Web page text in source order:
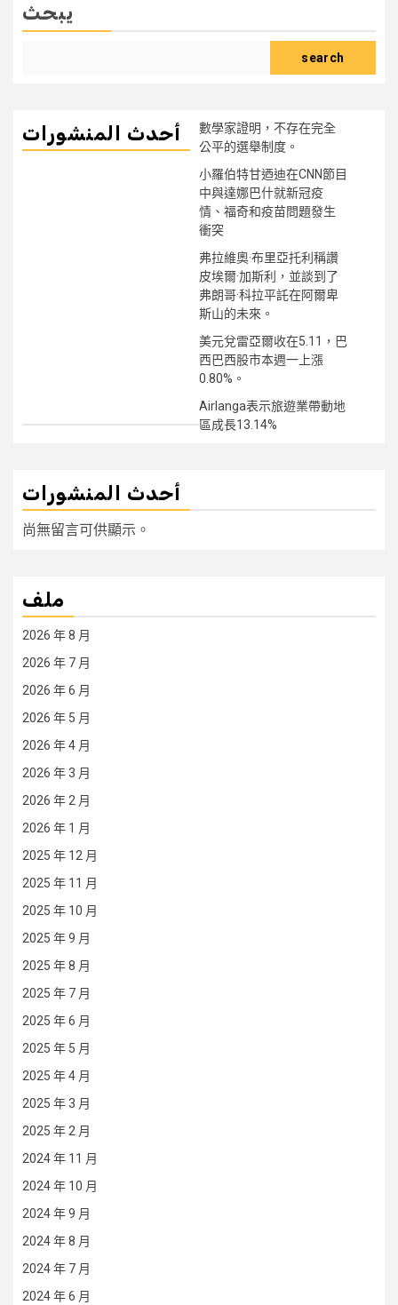
يبحث
search
أحدث المنشورات
數學家證明，不存在完全
公平的選舉制度。
小羅伯特甘迺迪在CNN節目
中與達娜巴什就新冠疫
情、福奇和疫苗問題發生
衝突
弗拉維奧·布里亞托利稱讚
皮埃爾·加斯利，並談到了
弗朗哥·科拉平託在阿爾卑
斯山的未來。
美元兌雷亞爾收在5.11，巴
西巴西股市本週一上漲
0.80%。
Airlanga表示旅遊業帶動地
區成長13.14%
أحدث المنشورات
尚無留言可供顯示。
ملف
2026 年 8 月
2026 年 7 月
2026 年 6 月
2026 年 5 月
2026 年 4 月
2026 年 3 月
2026 年 2 月
2026 年 1 月
2025 年 12 月
2025 年 11 月
2025 年 10 月
2025 年 9 月
2025 年 8 月
2025 年 7 月
2025 年 6 月
2025 年 5 月
2025 年 4 月
2025 年 3 月
2025 年 2 月
2024 年 11 月
2024 年 10 月
2024 年 9 月
2024 年 8 月
2024 年 7 月
2024 年 6 月